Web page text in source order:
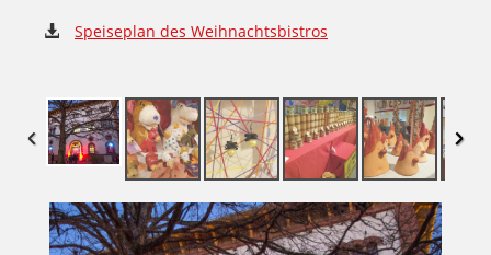
Speiseplan des Weihnachtsbistros